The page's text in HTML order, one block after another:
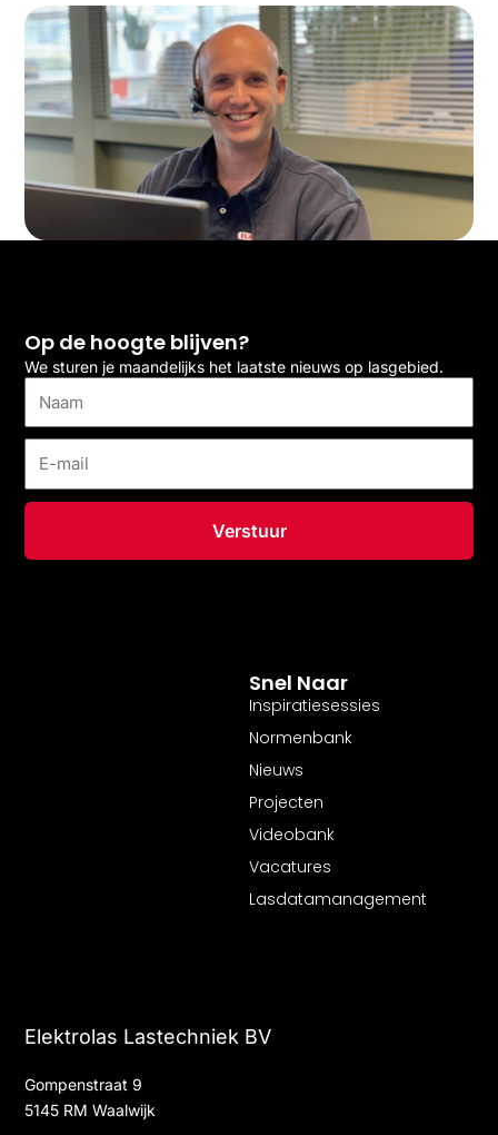
Elektrolas Lastechniek BV
Gompenstraat 9
5145 RM Waalwijk
Snel Naar
Inspiratiesessies
Normenbank
Nieuws
Projecten
Videobank
Vacatures
Lasdatamanagement
Op de hoogte blijven?
We sturen je maandelijks het laatste nieuws op lasgebied.
mail
Verstuur